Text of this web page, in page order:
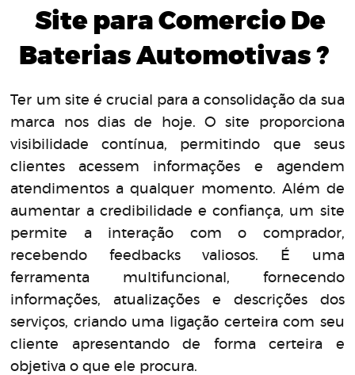
Site para Comercio De
Baterias Automotivas ?
Ter um site é crucial para a consolidação da sua
marca nos dias de hoje. O site proporciona
visibilidade contínua, permitindo que seus
clientes acessem informações e agendem
atendimentos a qualquer momento. Além de
aumentar a credibilidade e confiança, um site
permite a interação com o comprador,
recebendo feedbacks valiosos. É uma
ferramenta multifuncional, fornecendo
informações, atualizações e descrições dos
serviços, criando uma ligação certeira com seu
cliente apresentando de forma certeira e
objetiva o que ele procura.